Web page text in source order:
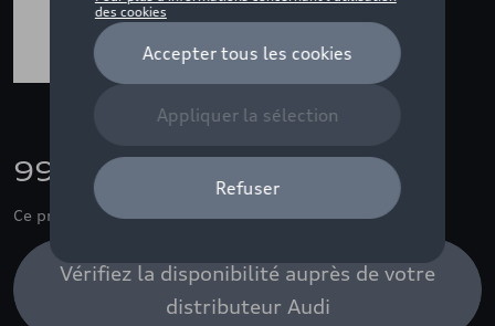
99,99 €
Ce produit n'est actuellement pas de stock
Vérifiez la disponibilité auprès de votre
distributeur Audi